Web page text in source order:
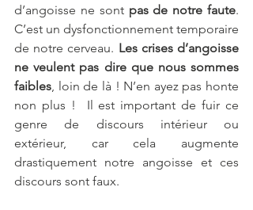
d’angoisse ne sont pas de notre faute.
C’est un dysfonctionnement temporaire
de notre cerveau. Les crises d’angoisse
ne veulent pas dire que nous sommes
faibles, loin de là ! N’en ayez pas honte
non plus !  Il est important de fuir ce
genre de discours intérieur ou
extérieur, car cela augmente
drastiquement notre angoisse et ces
discours sont faux.